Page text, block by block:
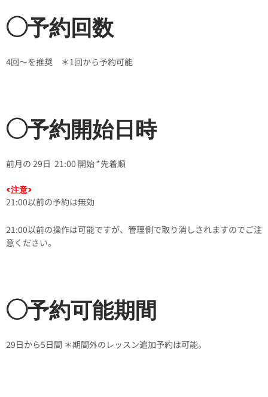
◯予約回数
4回〜を推奨 ＊1回から予約可能
◯予約開始日時
前月の 29日 21:00 開始 *先着順
<注意>
21:00以前の予約は無効
21:00以前の操作は可能ですが、管理側で取り消しされますのでご注
意ください。
◯予約可能期間
29日から5日間 ＊期間外のレッスン追加予約は可能。